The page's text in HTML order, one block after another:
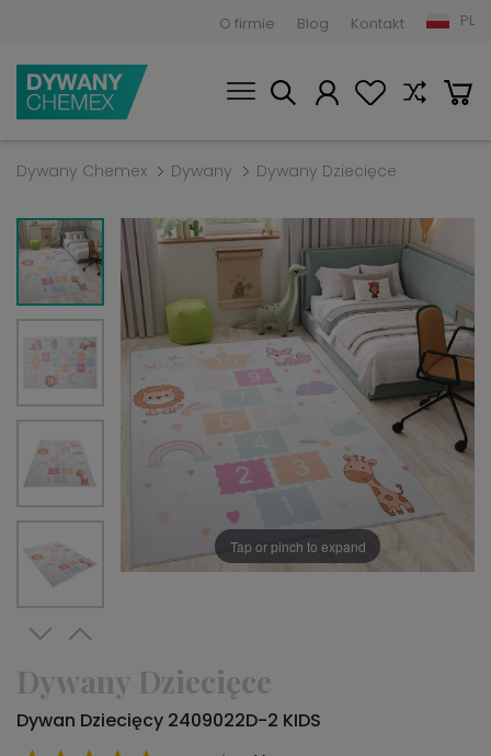
O firmie Blog Kontakt PL
Dywany Chemex Dywany Dywany Dziecięce
Tap or pinch to expand
Dywany Dziecięce
Dywan Dziecięcy 2409022D-2 KIDS